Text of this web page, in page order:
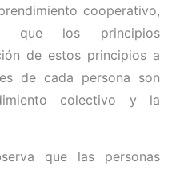
cooperativo,
que los principios
de estos principios a
de cada persona son
colectivo y la
que las personas